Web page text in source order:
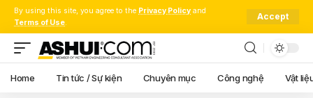
By using this site, you agree to the Privacy Policy and
Terms of Use.
Accept
Home Tin tức / Sự kiện Chuyên mục Công nghệ Vật